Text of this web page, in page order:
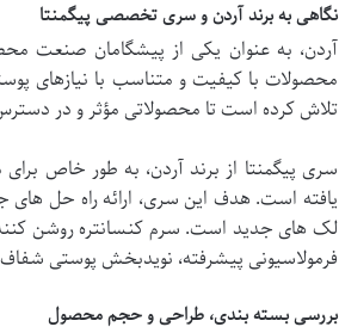
نگاهی به برند آردن و سری تخصصی پیگمنتا
آردن، به عنوان یکی از پیشگامان صنعت
محصولات با کیفیت و متناسب با نیازهای
تلاش کرده است تا محصولاتی مؤثر و در
سری پیگمنتا از برند آردن، به طور خاص
یافته است. هدف این سری، ارائه راه حل
لک های جدید است. سرم کنسانتره روشن
فرمولاسیونی پیشرفته، نویدبخش پوستی
بررسی بسته بندی، طراحی و حجم محصول